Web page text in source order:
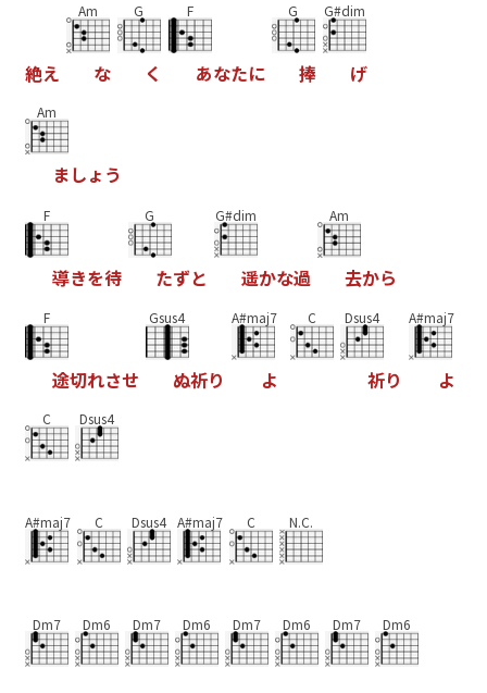
絶え
Am
な
G
く
F
あなたに
G
捧
G#dim
げ
Am
ましょ う
F
導きを待
G
たずと
G#dim
遥かな過
Am
去から
F
途切れさせ
Gsus4
ぬ祈り
A#maj7
よ
C Dsus4
祈り
A#maj7
よ
C Dsus4
A#maj7 C Dsus4 A#maj7 C N.C.
Dm7 Dm6 Dm7 Dm6 Dm7 Dm6 Dm7 Dm6